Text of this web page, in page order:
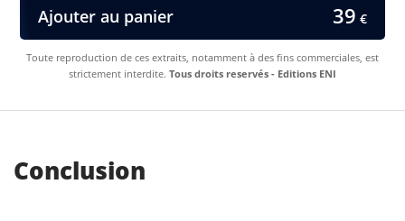
Ajouter au panier 39 €
Toute reproduction de ces extraits, notamment à des fins commerciales, est
strictement interdite. Tous droits reservés - Editions ENI
Conclusion